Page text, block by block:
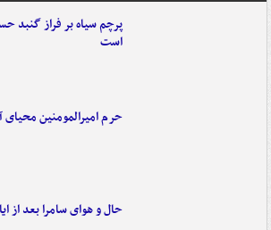
پرچم سیاه بر فراز گنبد
است
حرم امیرالمومنین
حال و هوای سامرا بعد از